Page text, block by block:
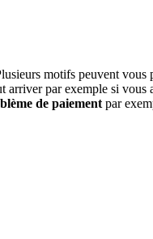
motifs peuvent vous
arriver par exemple si
de paiement par